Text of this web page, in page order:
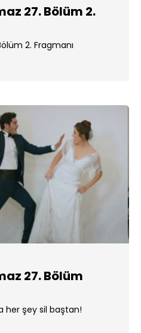
27. Bölüm 2.
2. Fragmanı
27. Bölüm
her şey sil baştan!